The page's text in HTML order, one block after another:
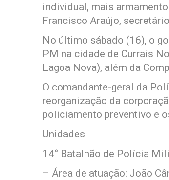
individual, mais
Francisco Araújo,
No último sábado (16), o
PM na cidade de Currais
Lagoa Nova), além da
O comandante-geral da
reorganização da
policiamento preventivo e
Unidades
14° Batalhão de Polícia
– Área de atuação: João